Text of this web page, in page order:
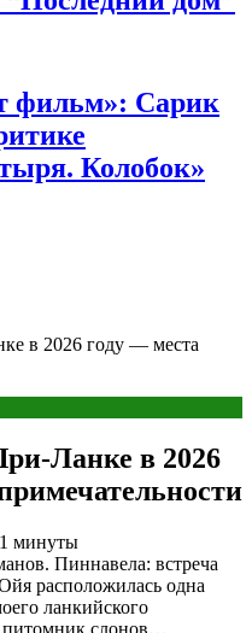
фильм»: Сарик
Колобок»
в 2026 году — места
Ланке в 2026
1 минуты
Пиннавела: встреча
расположилась одна
ланкийского
слонов…